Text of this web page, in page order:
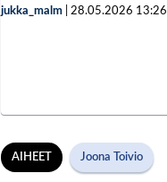
jukka_malm 28.05.2026 13:26
AIHEET Joona Toivio